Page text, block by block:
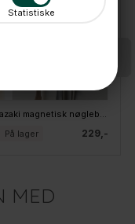
Statistiske
Yamazaki magnetisk nøglebræt med bakke, hvid
229,-
På lager
MED